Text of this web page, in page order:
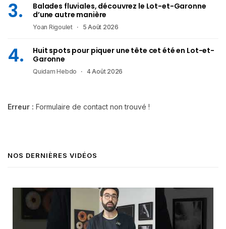
Balades fluviales, découvrez le Lot-et-Garonne
d’une autre manière
Yoan Rigoulet 5 Août 2026
Huit spots pour piquer une tête cet été en Lot-et-
Garonne
Quidam Hebdo 4 Août 2026
Erreur : Formulaire de contact non trouvé !
NOS DERNIÈRES VIDÉOS